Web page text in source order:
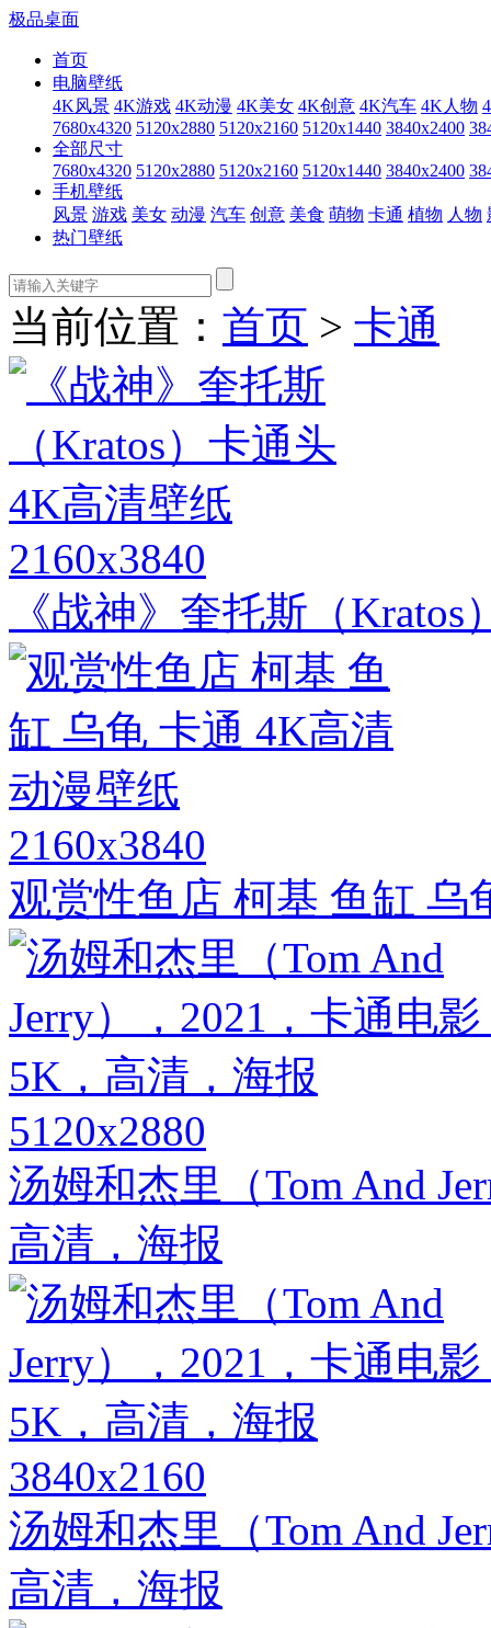
极品桌面
首页
电脑壁纸
4K风景 4K游戏 4K动漫 4K美女 4K创意 4K汽车 4K人物
7680x4320 5120x2880 5120x2160 5120x1440 3840x2400
全部尺寸
7680x4320 5120x2880 5120x2160 5120x1440 3840x2400
手机壁纸
风景 游戏 美女 动漫 汽车 创意 美食 萌物 卡通 植物 人物
热门壁纸
当前位置： 首页 > 卡通
2160x3840
《战神》奎托斯（
2160x3840
观赏性鱼店 柯基 鱼缸 乌
5120x2880
汤姆和杰里（Tom And
高清，海报
3840x2160
汤姆和杰里（Tom And
高清，海报